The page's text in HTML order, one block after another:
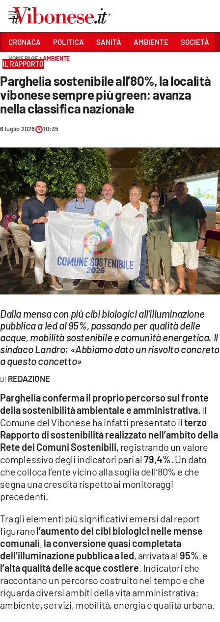
Sezioni
CRONACA
POLITICA
SOCIETÀ
CULTURA
ECONOMIA E LAVORO
EVENTI
SPORT
Streaming
LAC TV
LAC NETWORK
LAC ONAIR
LaC
LACTV.IT
LACONAIR.IT
LACITYMAG.IT
ILREGGINO.IT
COSENZACHANNEL.IT
ILVIBONESE.IT
CATANZAROCHANNEL.IT
LACAPITALENEWS.IT
ANDROID
CRONACA POLITICA SANITÀ AMBIENTE SOCIETÀ
HOME PAGE AMBIENTE
IL RAPPORTO
Parghelia sostenibile all’80%, la località
vibonese sempre più green: avanza
nella classifica nazionale
6 luglio 2026 10:35
Dalla mensa con più cibi biologici all’illuminazione
pubblica a led al 95%, passando per qualità delle
acque, mobilità sostenibile e comunità energetica. Il
sindaco Landro: «Abbiamo dato un risvolto concreto
a questo concetto»
REDAZIONE
Parghelia conferma il proprio percorso sul fronte
della sostenibilità ambientale e amministrativa. Il
Comune del Vibonese ha infatti presentato il terzo
Rapporto di sostenibilità realizzato nell’ambito della
Rete dei Comuni Sostenibili, registrando un valore
complessivo degli indicatori pari al 79,4%. Un dato
che colloca l’ente vicino alla soglia dell’80% e che
segna una crescita rispetto ai monitoraggi
precedenti.
Tra gli elementi più significativi emersi dal report
figuranol’aumento dei cibi biologici nelle mense
comunali, la conversione quasi completata
dell’illuminazione pubblica a led, arrivata al 95%, e
l’alta qualità delle acque costiere. Indicatori che
raccontano un percorso costruito nel tempo e che
riguarda diversi ambiti della vita amministrativa:
ambiente, servizi, mobilità, energia e qualità urbana.